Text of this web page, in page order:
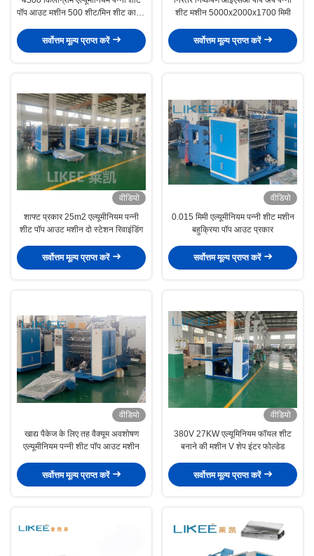
पॉप आउट मशीन 500 शीट/मिन शीट काटने
सर्वोत्तम मूल्य प्राप्त करें
शीट मशीन 5000x2000x1700 मिमी
सर्वोत्तम मूल्य प्राप्त करें
वीडियो
शाफ्ट प्रकार 25m2 एल्यूमीनियम पन्नी
शीट पॉप आउट मशीन दो स्टेशन रिवाइंडिंग
सर्वोत्तम मूल्य प्राप्त करें
वीडियो
0.015 मिमी एल्यूमीनियम पन्नी शीट मशीन
बहुक्रिया पॉप आउट प्रकार
सर्वोत्तम मूल्य प्राप्त करें
वीडियो
खाद्य पैकेज के लिए तह वैक्यूम अवशोषण
एल्यूमीनियम पन्नी शीट पॉप आउट मशीन
सर्वोत्तम मूल्य प्राप्त करें
वीडियो
380V 27KW एल्यूमिनियम फॉयल शीट
बनाने की मशीन V शेप इंटर फोल्डेड
सर्वोत्तम मूल्य प्राप्त करें